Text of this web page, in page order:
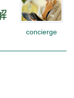
concierge